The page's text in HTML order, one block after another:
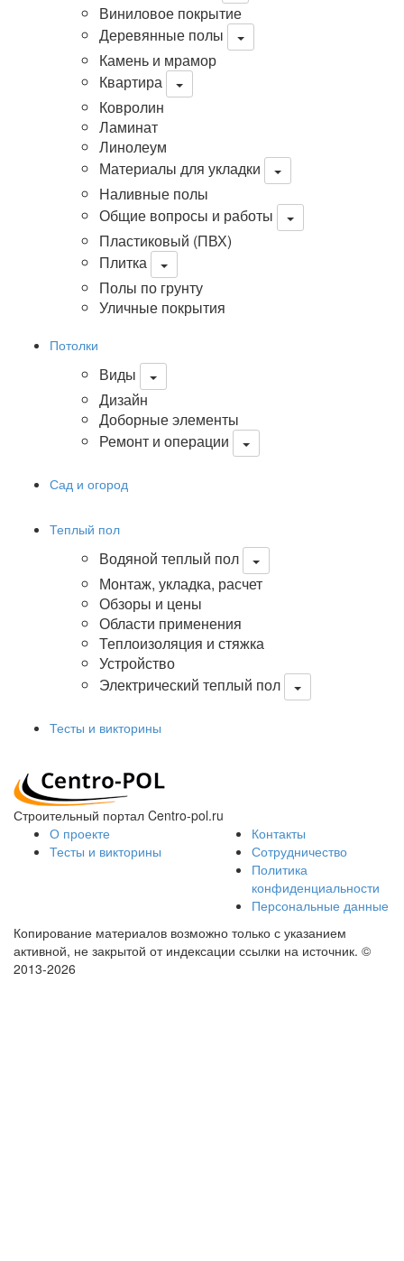
Виниловое покрытие
Деревянные полы
Камень и мрамор
Квартира
Ковролин
Ламинат
Линолеум
Материалы для укладки
Наливные полы
Общие вопросы и работы
Пластиковый (ПВХ)
Плитка
Полы по грунту
Уличные покрытия
Потолки
Виды
Дизайн
Доборные элементы
Ремонт и операции
Сад и огород
Теплый пол
Водяной теплый пол
Монтаж, укладка, расчет
Обзоры и цены
Области применения
Теплоизоляция и стяжка
Устройство
Электрический теплый пол
Тесты и викторины
Строительный портал Centro-pol.ru
О проекте
Тесты и викторины
Контакты
Сотрудничество
Политика
конфиденциальности
Персональные данные
Копирование материалов возможно только с указанием
активной, не закрытой от индексации ссылки на источник. ©
2013-2026